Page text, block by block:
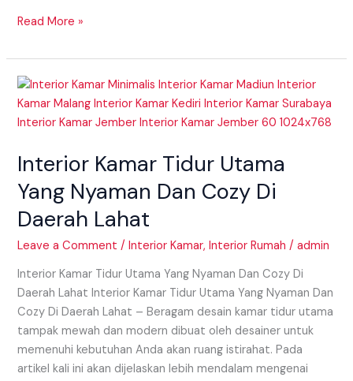
Read More »
Interior Kamar Tidur Utama
Yang Nyaman Dan Cozy Di
Daerah Lahat
Leave a Comment /Interior Kamar,Interior Rumah /admin
Interior Kamar Tidur Utama Yang Nyaman Dan Cozy Di
Daerah Lahat Interior Kamar Tidur Utama Yang Nyaman Dan
Cozy Di Daerah Lahat – Beragam desain kamar tidur utama
tampak mewah dan modern dibuat oleh desainer untuk
memenuhi kebutuhan Anda akan ruang istirahat. Pada
artikel kali ini akan dijelaskan lebih mendalam mengenai
Interior
Kamar
Tidur
Yang
Dan
Cozy
Lahat